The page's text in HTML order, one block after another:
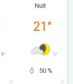
Nuit
21 °
50 %